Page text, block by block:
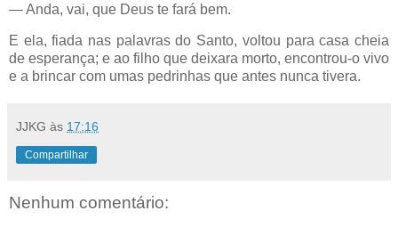
— Anda, vai, que Deus te fará bem.
E ela, fiada nas palavras do Santo, voltou para casa cheia
de esperança; e ao filho que deixara morto, encontrou-o vivo
e a brincar com umas pedrinhas que antes nunca tivera.
JJKG às 17:16
Compartilhar
Nenhum comentário: